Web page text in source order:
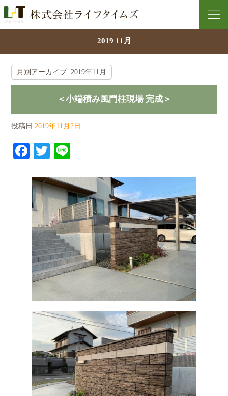
2019 11月
月別アーカイブ:2019年11月
＜小端積み風門柱現場 完成＞
投稿日 2019年11月2日
Facebook
Twitter